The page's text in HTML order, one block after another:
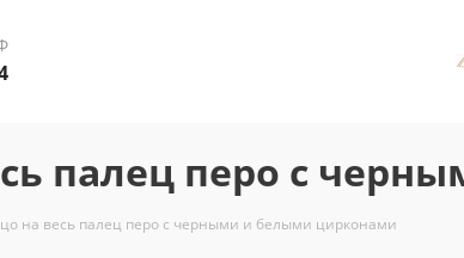
палец перо с
на весь палец перо с черными и белыми цирконами